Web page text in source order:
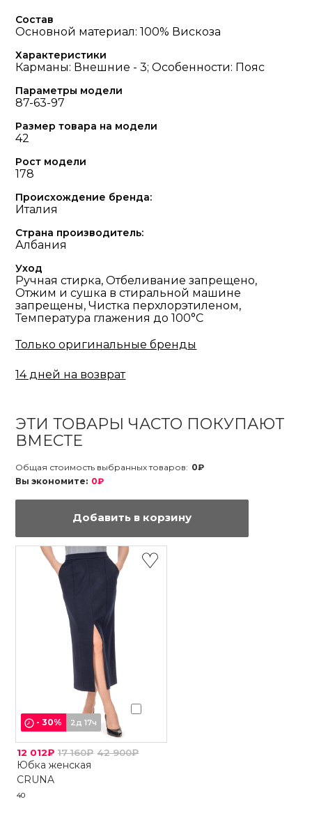
Состав
Основной материал: 100% Вискоза
Характеристики
Карманы: Внешние - 3; Особенности: Пояс
Параметры модели
87-63-97
Размер товара на модели
42
Рост модели
178
Происхождение бренда:
Италия
Страна производитель:
Албания
Уход
Ручная стирка, Отбеливание запрещено,
Отжим и сушка в стиральной машине
запрещены, Чистка перхлорэтиленом,
Температура глажения до 100°С
Только оригинальные бренды
14 дней на возврат
ЭТИ ТОВАРЫ ЧАСТО ПОКУПАЮТ
ВМЕСТЕ
Общая стоимость выбранных товаров: 0₽
Вы экономите: 0₽
Добавить в корзину
-30% 2д 17ч
12 012₽ 17 160₽ 42 900₽
Юбка женская
CRUNA
40